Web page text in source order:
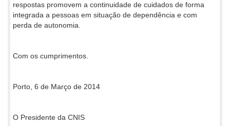
respostas promovem a continuidade de cuidados de forma
integrada a pessoas em situação de dependência e com
perda de autonomia.
Com os cumprimentos.
Porto, 6 de Março de 2014
O Presidente da CNIS